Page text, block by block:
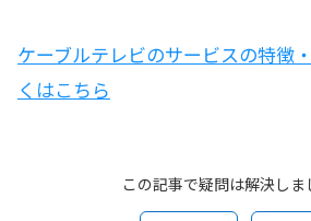
ケーブルテレビのサービスの特徴
くはこちら
この記事で疑問は解決しま